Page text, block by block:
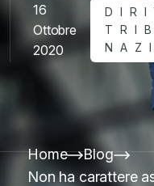
16
Ottobre
2020
Home
Blog
Non ha carattere